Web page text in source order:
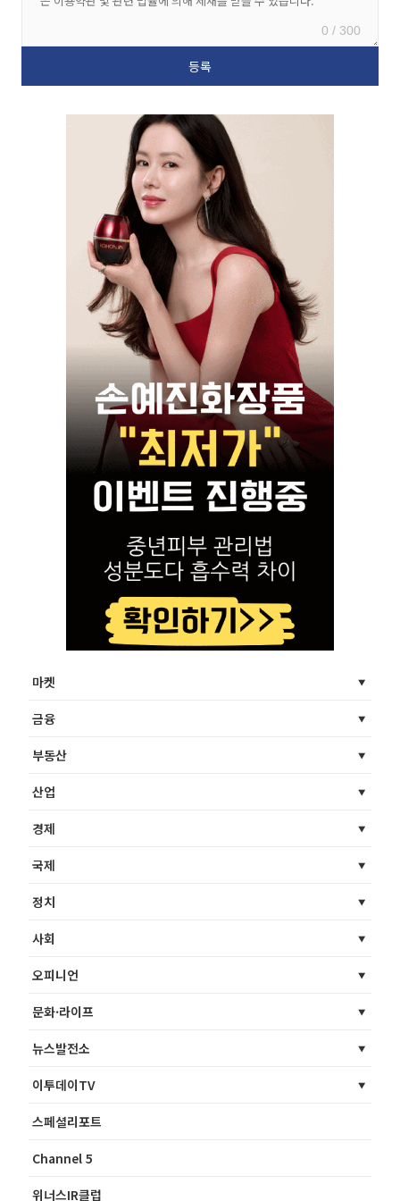
0 / 300
마켓
금융
부동산
산업
경제
국제
정치
사회
오피니언
문화·라이프
뉴스발전소
이투데이TV
스페셜리포트
Channel 5
위너스IR클럽